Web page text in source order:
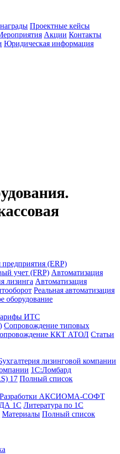
Проектные кейсы
Акции Контакты
Юридическая информация
предприятия (ERP)
учет (FRP) Автоматизация
лизинга Автоматизация
Реальная автоматизация
оборудование
ИТС
Сопровождение типовых
ККТ АТОЛ Статьи
лизинговой компании
1С:Ломбард
17 Полный список
Разработки АКСИОМА-СОФТ
1С Литература по 1С
Материалы Полный список